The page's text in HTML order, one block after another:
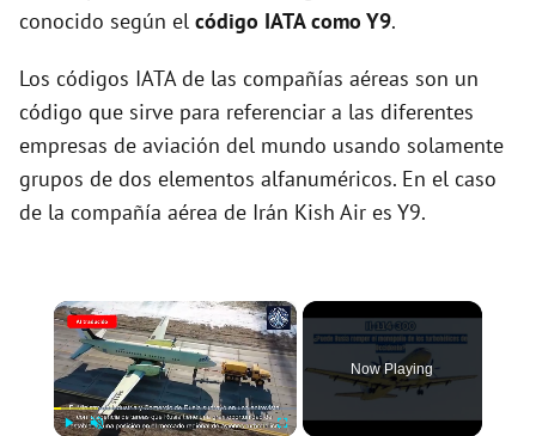
conocido según el código IATA como Y9.
Los códigos IATA de las compañías aéreas son un
código que sirve para referenciar a las diferentes
empresas de aviación del mundo usando solamente
grupos de dos elementos alfanuméricos. En el caso
de la compañía aérea de Irán Kish Air es Y9.
×
Now Playing